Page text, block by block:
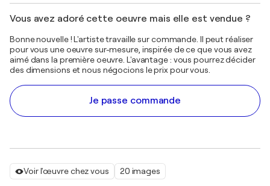
Voir l'œuvre chez vous 20 images
Vous avez adoré cette oeuvre mais elle est vendue ?
Bonne nouvelle ! L'artiste travaille sur commande. Il peut réaliser
pour vous une oeuvre sur-mesure, inspirée de ce que vous avez
aimé dans la première oeuvre. L'avantage : vous pourrez décider
des dimensions et nous négocions le prix pour vous.
Je passe commande